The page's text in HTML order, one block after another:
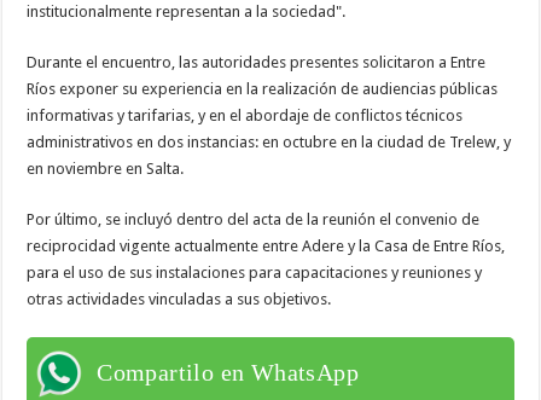
institucionalmente representan a la sociedad".
Durante el encuentro, las autoridades presentes solicitaron a Entre
Ríos exponer su experiencia en la realización de audiencias públicas
informativas y tarifarias, y en el abordaje de conflictos técnicos
administrativos en dos instancias: en octubre en la ciudad de Trelew, y
en noviembre en Salta.
Por último, se incluyó dentro del acta de la reunión el convenio de
reciprocidad vigente actualmente entre Adere y la Casa de Entre Ríos,
para el uso de sus instalaciones para capacitaciones y reuniones y
otras actividades vinculadas a sus objetivos.
Compartilo en WhatsApp